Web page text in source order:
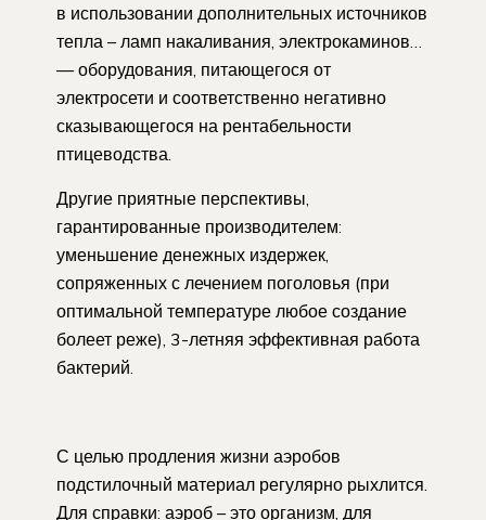
в использовании дополнительных источников
тепла – ламп накаливания, электрокаминов…
— оборудования, питающегося от
электросети и соответственно негативно
сказывающегося на рентабельности
птицеводства.
Другие приятные перспективы,
гарантированные производителем:
уменьшение денежных издержек,
сопряженных с лечением поголовья (при
оптимальной температуре любое создание
болеет реже), 3-летняя эффективная работа
бактерий.
С целью продления жизни аэробов
подстилочный материал регулярно рыхлится.
Для справки: аэроб – это организм, для